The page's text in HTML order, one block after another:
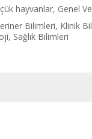
hayvanlar, Genel
Bilimleri, Klinik
Sağlık Bilimleri